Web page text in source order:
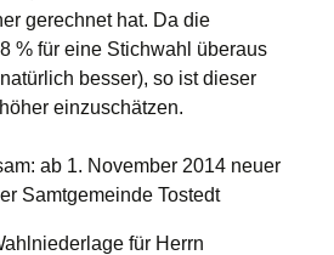
gerechnet hat. Da die
% für eine Stichwahl überaus
besser), so ist dieser
einzuschätzen.
für Herrn